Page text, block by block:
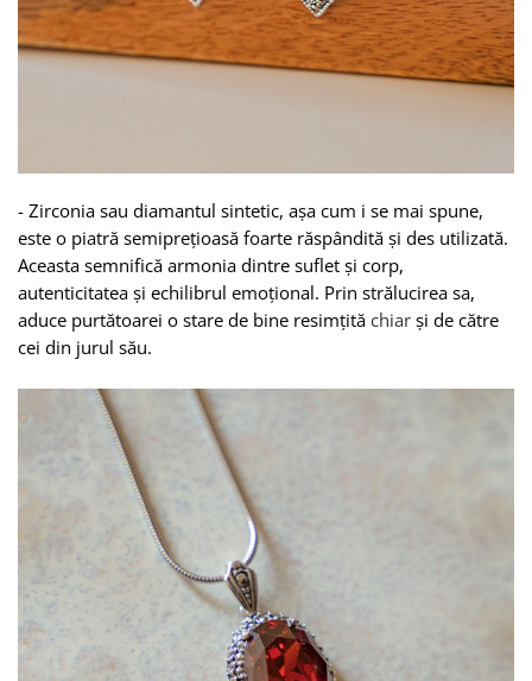
- Zirconia sau diamantul sintetic, așa cum i se mai spune,
este o piatră semiprețioasă foarte răspândită și des utilizată.
Aceasta semnifică armonia dintre suflet și corp,
autenticitatea și echilibrul emoțional. Prin strălucirea sa,
aduce purtătoarei o stare de bine resimțită chiar și de către
cei din jurul său.